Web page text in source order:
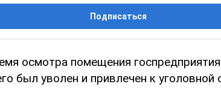
Подписаться
осмотра помещения
был уволен и привлечен к уголовной